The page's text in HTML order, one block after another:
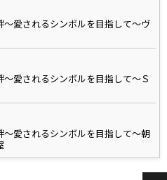
愛されるシンボルを目指して～ヴ
愛されるシンボルを目指して～Ｓ
愛されるシンボルを目指して～朝